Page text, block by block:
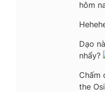
hôm
Dạo
nhẩy?
Chấm
the